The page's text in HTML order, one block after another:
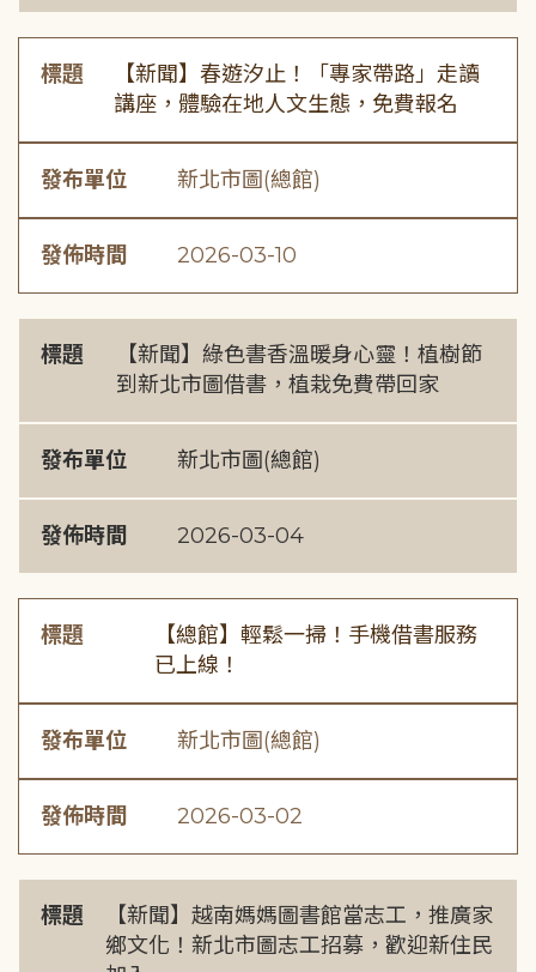
標題
【新聞】春遊汐止！「專家帶路」走讀
講座，體驗在地人文生態，免費報名
發布單位 新北市圖(總館)
發佈時間 2026-03-10
標題
【新聞】綠色書香溫暖身心靈！植樹節
到新北市圖借書，植栽免費帶回家
發布單位 新北市圖(總館)
發佈時間 2026-03-04
標題
【總館】輕鬆一掃！手機借書服務
已上線！
發布單位 新北市圖(總館)
發佈時間 2026-03-02
標題
【新聞】越南媽媽圖書館當志工，推廣家
鄉文化！新北市圖志工招募，歡迎新住民